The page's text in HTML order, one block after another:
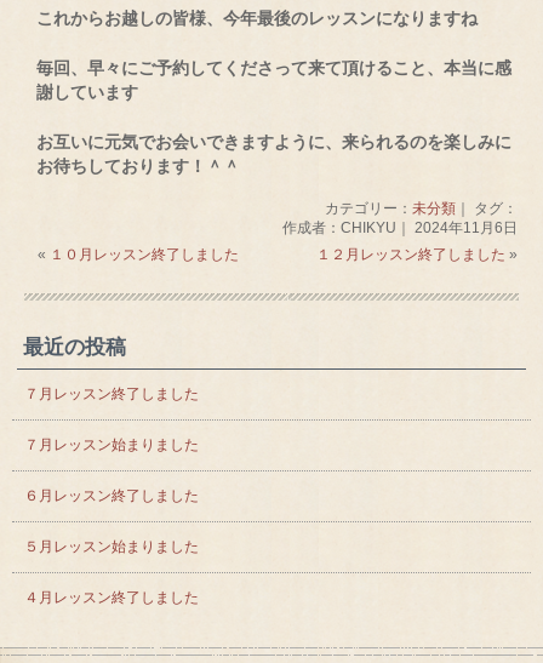
これからお越しの皆様、今年最後のレッスンになりますね
毎回、早々にご予約してくださって来て頂けること、本当に感
謝しています
お互いに元気でお会いできますように、来られるのを楽しみに
お待ちしております！＾＾
カテゴリー： 未分類｜ タグ：
作成者：CHIKYU｜ 2024年11月6日
« １０月レッスン終了しました １２月レッスン終了しました »
最近の投稿
７月レッスン終了しました
７月レッスン始まりました
６月レッスン終了しました
５月レッスン始まりました
４月レッスン終了しました